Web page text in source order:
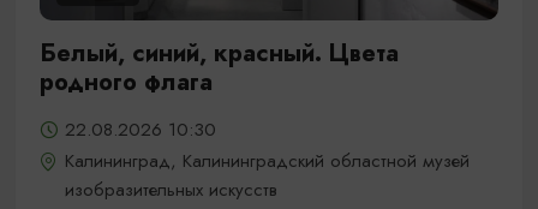
Белый, синий, красный. Цвета
родного флага
22.08.2026 10:30
Калининград, Калининградский областной музей
изобразительных искусств